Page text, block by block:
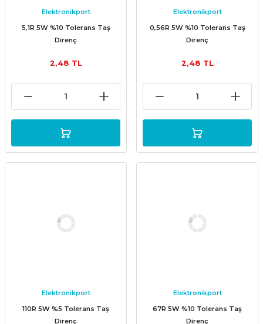
Elektronikport
5,1R 5W %10 Tolerans Taş
Direnç
2,48 TL
Elektronikport
0,56R 5W %10 Tolerans Taş
Direnç
2,48 TL
Elektronikport
110R 5W %5 Tolerans Taş
Direnç
Elektronikport
67R 5W %10 Tolerans Taş
Direnç